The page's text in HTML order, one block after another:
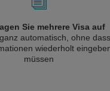
Sie mehrere Visa auf
ganz automatisch, ohne dass
wiederholt
müssen